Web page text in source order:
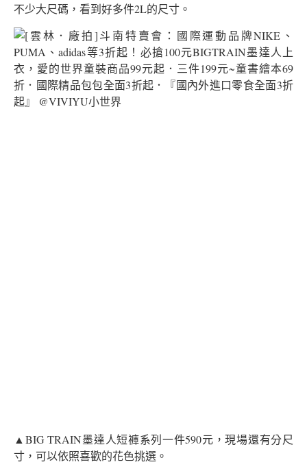
不少大尺碼，看到好多件2L的尺寸。
▲BIG TRAIN墨達人短褲系列一件590元，現場還有分尺
寸，可以依照喜歡的花色挑選。